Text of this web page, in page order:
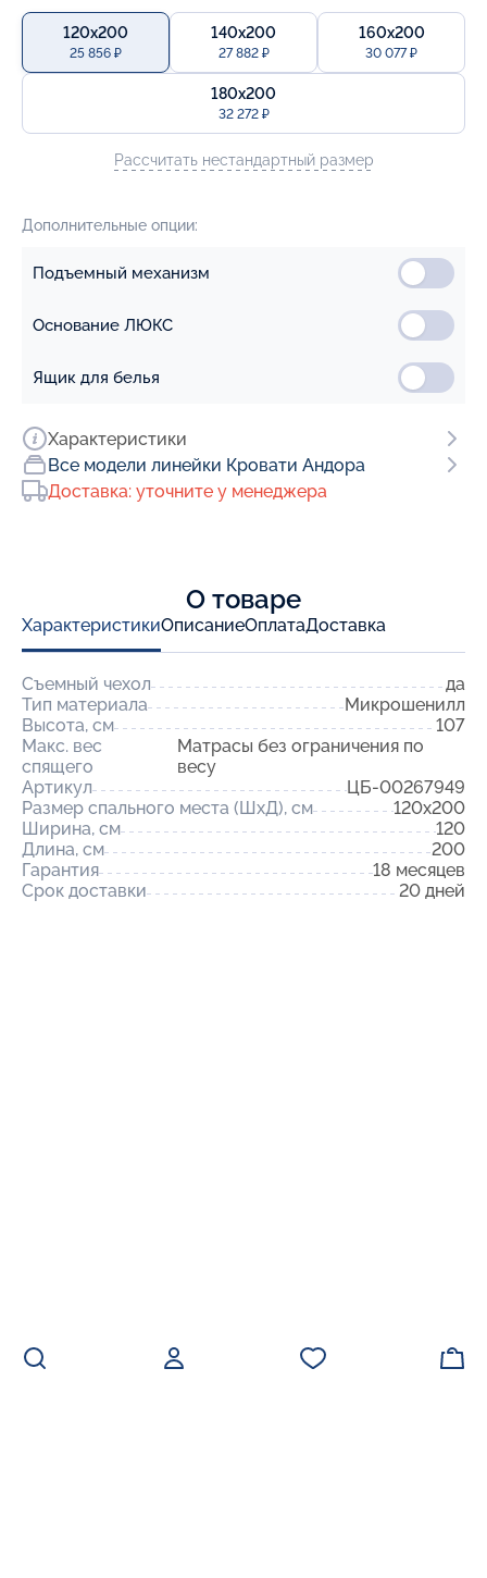
О товаре
ХарактеристикиОписаниеОплатаДоставка
Съемный чехол
да
Тип материала
Микрошенилл
Высота, см
107
Макс. вес
спящего
Матрасы без ограничения по
весу
Артикул
ЦБ-00267949
Размер спального места (ШхД), см
120x200
Ширина, см
120
Длина, см
200
Гарантия
18 месяцев
Срок доставки
20 дней
120x200
25 856 ₽
140x200
27 882 ₽
160x200
30 077 ₽
180x200
32 272 ₽
Рассчитать нестандартный размер
Дополнительные опции:
Подъемный механизм
Основание ЛЮКС
Ящик для белья
Характеристики
Все модели линейки Кровати Андора
Доставка: уточните у менеджера